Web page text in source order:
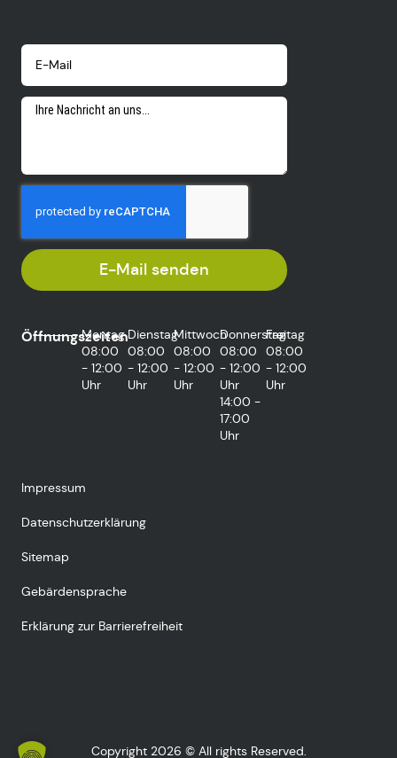
E-Mail senden
Öffnungszeiten
Montag
08:00
- 12:00
Uhr
Dienstag
08:00
- 12:00
Uhr
Mittwoch
08:00
- 12:00
Uhr
Donnerstag
08:00
- 12:00
Uhr
14:00 -
17:00
Uhr
Freitag
08:00
- 12:00
Uhr
Impressum
Datenschutzerklärung
Sitemap
Gebärdensprache
Erklärung zur Barrierefreiheit
Copyright 2026 © All rights Reserved.